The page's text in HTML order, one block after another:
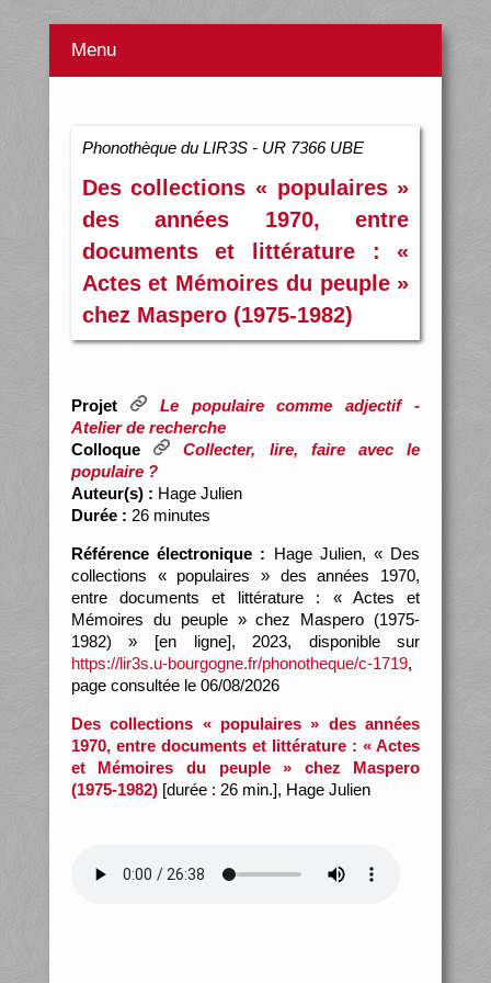
Menu
Phonothèque du LIR3S - UR 7366 UBE
Des collections « populaires »
des années 1970, entre
documents et littérature : «
Actes et Mémoires du peuple »
chez Maspero (1975-1982)
Projet
Le populaire comme adjectif -
Atelier de recherche
Colloque
Collecter, lire, faire avec le
populaire ?
Auteur(s) : Hage Julien
Durée : 26 minutes
Référence électronique : Hage Julien, « Des
collections « populaires » des années 1970,
entre documents et littérature : « Actes et
Mémoires du peuple » chez Maspero (1975-
1982) » [en ligne], 2023, disponible sur
https://lir3s.u-bourgogne.fr/phonotheque/c-1719,
page consultée le 06/08/2026
Des collections « populaires » des années
1970, entre documents et littérature : « Actes
et Mémoires du peuple » chez Maspero
(1975-1982)[durée : 26 min.], Hage Julien